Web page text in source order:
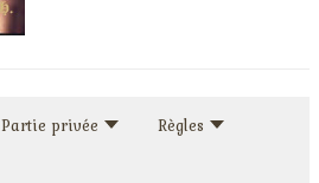
Partie privée Règles